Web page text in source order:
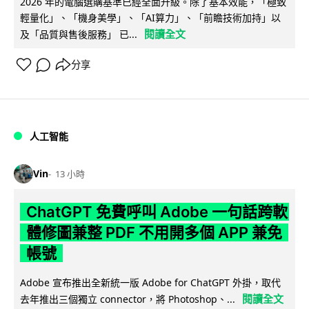
輕量化」、「機身美學」、「AI算力」、「前瞻技術加持」以
及「品質與售後服務」 已...
閱讀全文
分享
人工智能
Vin 13 小時
ChatGPT 免費呼叫 Adobe 一句話跨軟
體修圖兼整 PDF 不用開多個 APP 兼免
帳號
Adobe 宣布推出全新統一版 Adobe for ChatGPT 外掛，取代
去年推出三個獨立 connector，將 Photoshop、...
閱讀全文